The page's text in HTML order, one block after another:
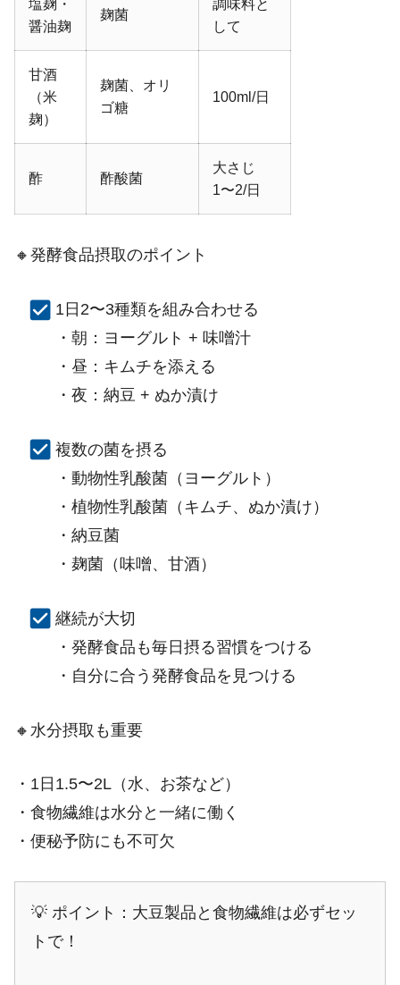
塩麹・
醤油麹
麹菌
調味料と
して
甘酒
（米
麹）
麹菌、オリ
ゴ糖
100ml/日
酢 酢酸菌
大さじ
1〜2/日
🔸発酵食品摂取のポイント
1日2〜3種類を組み合わせる
・朝：ヨーグルト + 味噌汁
・昼：キムチを添える
・夜：納豆 + ぬか漬け
複数の菌を摂る
・動物性乳酸菌（ヨーグルト）
・植物性乳酸菌（キムチ、ぬか漬け）
・納豆菌
・麹菌（味噌、甘酒）
継続が大切
・発酵食品も毎日摂る習慣をつける
・自分に合う発酵食品を見つける
🔸水分摂取も重要
・1日1.5〜2L（水、お茶など）
・食物繊維は水分と一緒に働く
・便秘予防にも不可欠
💡 ポイント：大豆製品と食物繊維は必ずセッ
トで！